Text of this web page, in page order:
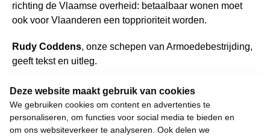
Deze website maakt gebruik van cookies
We gebruiken cookies om content en advertenties te
personaliseren, om functies voor social media te bieden en
om ons websiteverkeer te analyseren. Ook delen we
richting de Vlaamse overheid: betaalbaar wonen moet
ook voor Vlaanderen een topprioriteit worden.
Rudy Coddens, onze schepen van Armoedebestrijding,
geeft tekst en uitleg.
“Armoede is geen eigen keuze. Een goede woonsituatie
is een stabiele basis om stappen vooruit te zetten; om
een diploma te kunnen behalen en werk te vinden. We
moeten daarom álle krachten bundelen. Vlaanderen moet